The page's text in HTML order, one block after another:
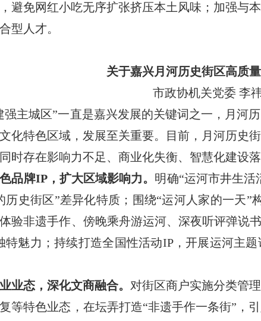
避免网红小吃无序扩张挤压本土风味；加强与
型人才。
关于嘉兴月河历史街区高质
市政协机关党委 李
强主城区”一直是嘉兴发展的关键词之一，月河
化特色区域，发展至关重要。目前，月河历史
时存在影响力不足、商业化失衡、智慧化建设
品牌IP，扩大区域影响力。 明确“运河市井生活
历史街区”差异化特质；围绕“运河人家的一天
验非遗手作、傍晚乘舟游运河、深夜听评弹说
特魅力；持续打造全国性活动IP，开展运河主
业态，深化文商融合。 对街区商户实施分类管
等特色业态，在坛弄打造“非遗手作一条街”，